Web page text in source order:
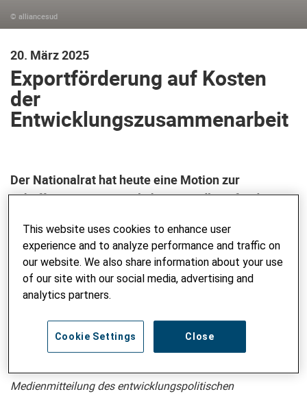
© alliancesud
20. März 2025
Exportförderung auf Kosten
der
Entwicklungszusammenarbeit
Der Nationalrat hat heute eine Motion zur
Schaffung einer gesetzlichen Grundlage für die
trotzdem weiterhin einen Staatsvertrag durch-
boxen. Alliance Sud fordert mehr Transparenz und
klare Regeln, damit die Unterstützung für den
Wiederaufbau der Ukraine die lokale Wirtschaft
von Schweizer Unternehmen zweckentfremdet
Medienmitteilung des entwicklungspolitischen
This website uses cookies to enhance user
experience and to analyze performance and traffic on
our website. We also share information about your use
of our site with our social media, advertising and
analytics partners.
Close
Cookie Settings